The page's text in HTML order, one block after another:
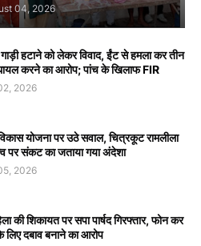
04, 2026
हटाने को लेकर विवाद, ईंट से हमला कर तीन
करने का आरोप; पांच के खिलाफ FIR
2026
योजना पर उठे सवाल, चित्रकूट रामलीला
पर संकट का जताया गया अंदेशा
2026
की शिकायत पर सपा पार्षद गिरफ्तार, फोन कर
लिए दबाव बनाने का आरोप